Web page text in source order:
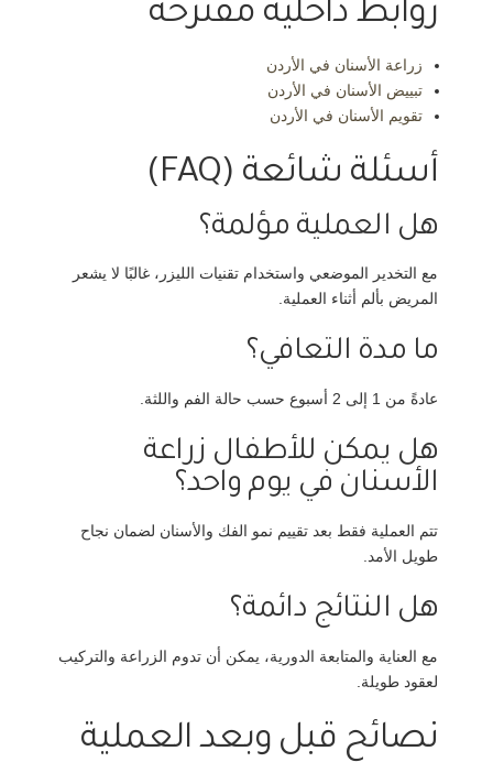
روابط داخلية مقترحة
زراعة الأسنان في الأردن
تبييض الأسنان في الأردن
تقويم الأسنان في الأردن
أسئلة شائعة (FAQ)
هل العملية مؤلمة؟
مع التخدير الموضعي واستخدام تقنيات الليزر، غالبًا لا يشعر
المريض بألم أثناء العملية.
ما مدة التعافي؟
عادةً من 1 إلى 2 أسبوع حسب حالة الفم واللثة.
هل يمكن للأطفال زراعة
الأسنان في يوم واحد؟
تتم العملية فقط بعد تقييم نمو الفك والأسنان لضمان نجاح
طويل الأمد.
هل النتائج دائمة؟
مع العناية والمتابعة الدورية، يمكن أن تدوم الزراعة والتركيب
لعقود طويلة.
نصائح قبل وبعد العملية